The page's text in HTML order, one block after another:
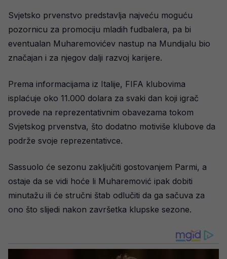
Svjetsko prvenstvo predstavlja najveću moguću
pozornicu za promociju mladih fudbalera, pa bi
eventualan Muharemovićev nastup na Mundijalu bio
značajan i za njegov dalji razvoj karijere.
Prema informacijama iz Italije, FIFA klubovima
isplaćuje oko 11.000 dolara za svaki dan koji igrač
provede na reprezentativnim obavezama tokom
Svjetskog prvenstva, što dodatno motiviše klubove da
podrže svoje reprezentativce.
Sassuolo će sezonu zaključiti gostovanjem Parmi, a
ostaje da se vidi hoće li Muharemović ipak dobiti
minutažu ili će stručni štab odlučiti da ga sačuva za
ono što slijedi nakon završetka klupske sezone.